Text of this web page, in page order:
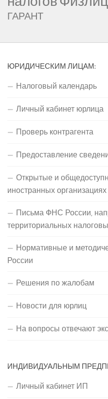
ГАРАНТ
ЮРИДИЧЕСКИМ ЛИЦАМ:
Налоговый календарь
Личный кабинет юрлица
Проверь контрагента
Предоставление
Открытые и
иностранных организациях
Письма ФНС России,
территориальных
Нормативные и
России
Решения по жалобам
Новости для юрлиц
На вопросы отвечают
ИНДИВИДУАЛЬНЫМ
Личный кабинет ИП